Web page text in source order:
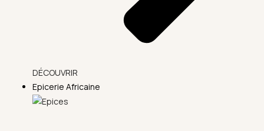
DÉCOUVRIR
Epicerie Africaine